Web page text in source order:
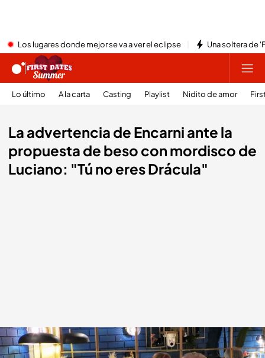
Los lugares donde mejor se va a ver el eclipse Una soltera de
Lo último A la carta Casting Playlist Nidito de amor
La advertencia de Encarni ante la
propuesta de beso con mordisco de
Luciano: "Tú no eres Drácula"
Encarni y Luciano.Cuatro.com